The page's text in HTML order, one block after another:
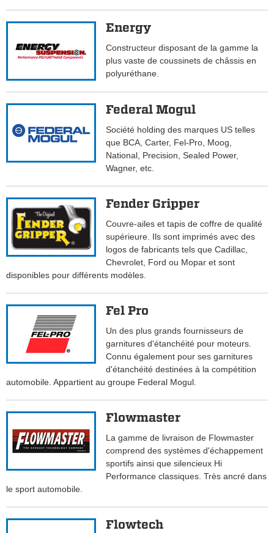
Energy
Constructeur disposant de la gamme la
plus vaste de coussinets de châssis en
polyuréthane.
Federal Mogul
Société holding des marques US telles
que BCA, Carter, Fel-Pro, Moog,
National, Precision, Sealed Power,
Wagner, etc.
Fender Gripper
Couvre-ailes et tapis de coffre de qualité
supérieure. Ils sont imprimés avec des
logos de fabricants tels que Cadillac,
Chevrolet, Ford ou Mopar et sont
disponibles pour différents modèles.
Fel Pro
Un des plus grands fournisseurs de
garnitures d'étanchéité pour moteurs.
Connu également pour ses garnitures
d'étanchéité destinées à la compétition
automobile. Appartient au groupe Federal Mogul.
Flowmaster
La gamme de livraison de Flowmaster
comprend des systèmes d'échappement
sportifs ainsi que silencieux Hi
Performance classiques. Très ancré dans
le sport automobile.
Flowtech